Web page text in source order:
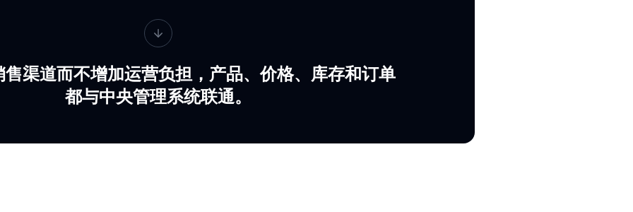
售渠道而不增加运营负担，产品、价格、库存和订单
都与中央管理系统联通。